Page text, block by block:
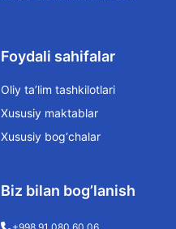
Foydali sahifalar
Oliy ta’lim tashkilotlari
Xususiy maktablar
Xususiy bog‘chalar
Biz bilan bog’lanish